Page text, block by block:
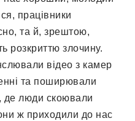
працівники
та й, зрештою,
розкриттю злочину.
відео з камер
та поширювали
де люди скоювали
ж приходили до нас